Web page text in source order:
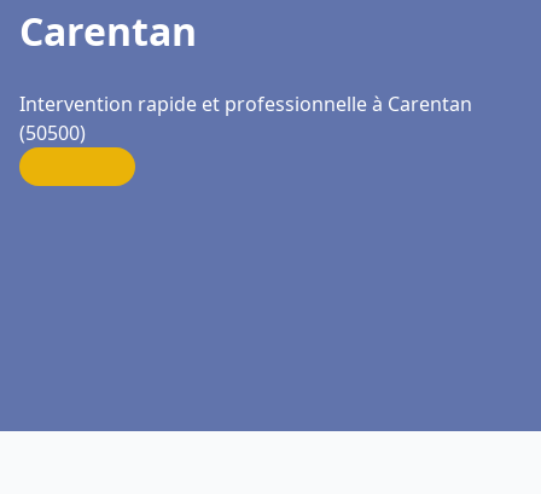
Carentan
Intervention rapide et professionnelle à Carentan
(50500)